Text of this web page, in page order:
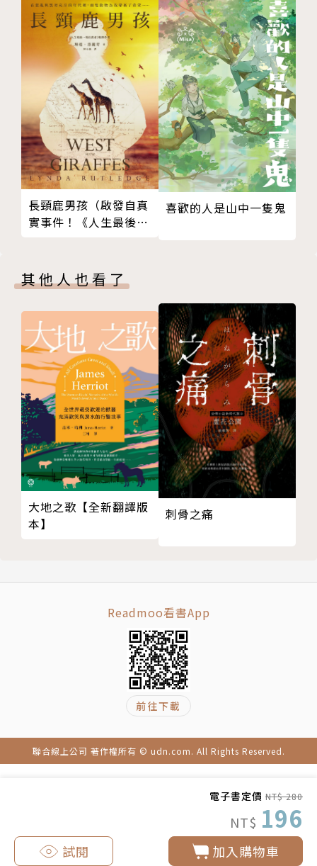
電子書定價 NT$ 280
NT$ 196
加入購物車
試閱
葛林作品
■夜城系列 Nightside series
「葛林筆下的風格十分獨特，令人欲罷不能......角色個
性強烈，極具黑色幽默，通俗的筆法下隱藏著獨特的恐
怖氣息，乃是一部絕妙的都會奇幻小說。」
──綠人書評 (The Green Man Review)
■影子瀑布 Shadows Fall
一座夢想前去等待死亡的城鎮。
殺懸疑史詩之作。」──綠人書評（The Green Man
Review)
■秘史系列Secret Histories即將出版
譯者簡介
戚建邦
畢業於東吳大學英文系，長年投入文字創作，接觸過的
工作都跟爬格子有關。目前身分為自由作家兼小說譯
者。著有《恐龍歷險記》、《恐怖風暴》、《那就愛
任務：盜賊傳奇》。
長頸鹿男孩（啟發自真
實事件！《人生最後一
喜歡的人是山中一隻鬼
其他人也看了
大地之歌【全新翻譯版
本】
刺骨之痛
Readmoo看書App
前往下載
聯合線上公司 著作權所有 © udn.com. All Rights Reserved.